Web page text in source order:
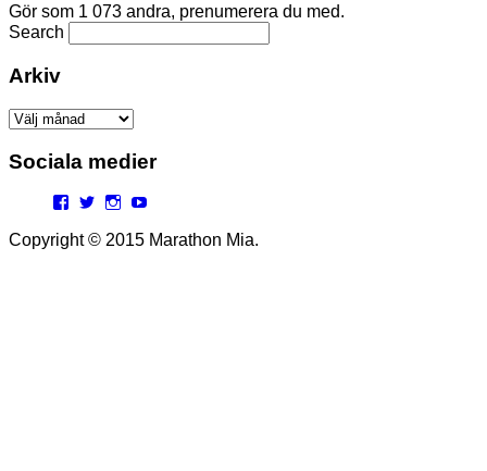
Gör som 1 073 andra, prenumerera du med.
Search
Arkiv
Arkiv
Sociala medier
Facebook
TwitterInstagram
Copyright © 2015 Marathon Mia.